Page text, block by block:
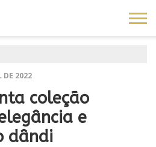
DE 2022
coleção
e
dândi